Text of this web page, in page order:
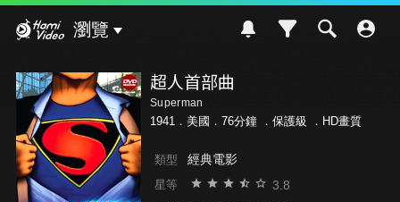
瀏覽
超人首部曲
Superman
1941．美國．76分鐘 ． 保護級 ．HD畫質
類型 經典電影
星等 3.8